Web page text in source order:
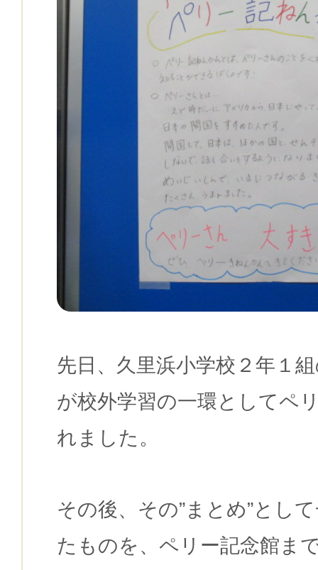
先日、久里浜小学校２年１
が校外学習の一環としてペ
れました。
その後、その”まとめ”とし
たものを、ペリー記念館ま